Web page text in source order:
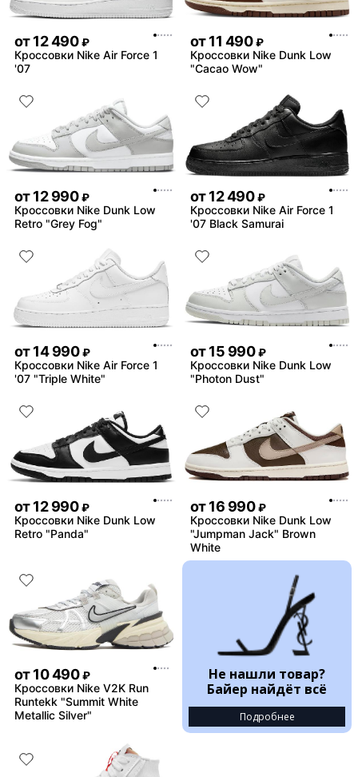
от12 490 ₽
Кроссовки Nike Air Force 1
'07
от11 490 ₽
Кроссовки Nike Dunk Low
"Cacao Wow"
от12 990 ₽
Кроссовки Nike Dunk Low
Retro "Grey Fog"
от12 490 ₽
Кроссовки Nike Air Force 1
'07 Black Samurai
от14 990 ₽
Кроссовки Nike Air Force 1
'07 "Triple White"
от15 990 ₽
Кроссовки Nike Dunk Low
"Photon Dust"
от12 990 ₽
Кроссовки Nike Dunk Low
Retro "Panda"
от16 990 ₽
Кроссовки Nike Dunk Low
"Jumpman Jack" Brown
White
от10 490 ₽
Кроссовки Nike V2K Run
Runtekk "Summit White
Metallic Silver"
Не нашли товар?
Байер найдёт всё
Подробнее